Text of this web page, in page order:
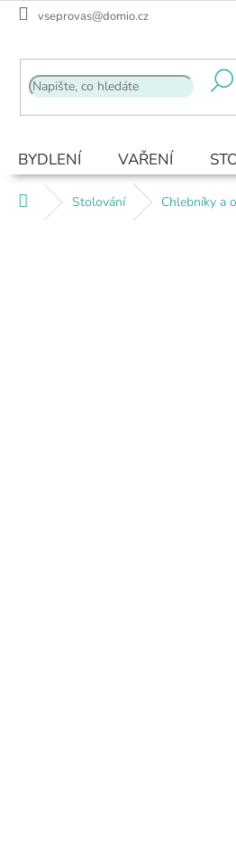
Přejít
vseprovas@domio.cz
BYDLENÍ VAŘENÍ
Domů Stolování Chlebníky a